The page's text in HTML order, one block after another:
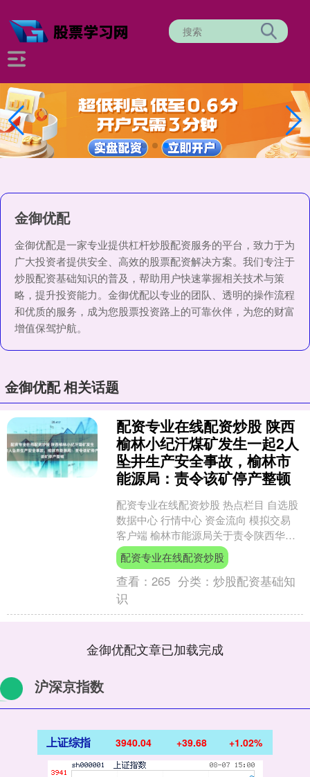
金御优配
金御优配是一家专业提供杠杆炒股配资服务的平台，致力于为
广大投资者提供安全、高效的股票配资解决方案。我们专注于
炒股配资基础知识的普及，帮助用户快速掌握相关技术与策
略，提升投资能力。金御优配以专业的团队、透明的操作流程
和优质的服务，成为您股票投资路上的可靠伙伴，为您的财富
增值保驾护航。
金御优配 相关话题
配资专业在线配资炒股 陕西
榆林小纪汗煤矿发生一起2人
坠井生产安全事故，榆林市
能源局：责令该矿停产整顿
配资专业在线配资炒股 热点栏目 自选股
数据中心 行情中心 资金流向 模拟交易
客户端 榆林市能源局关于责令陕西华电
榆横煤电有限责任公司小纪汗煤矿停产
整顿的公告....
配资专业在线配资炒股
查看：265 分类：炒股配资基础知
识
金御优配文章已加载完成
沪深京指数
上证综指 3940.04 +39.68 +1.02%